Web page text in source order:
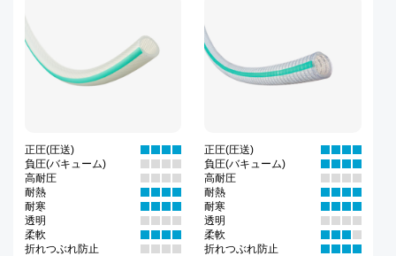
正圧(圧送)
負圧(バキューム)
高耐圧
耐熱
耐寒
透明
柔軟
折れつぶれ防止
正圧(圧送)
負圧(バキューム)
高耐圧
耐熱
耐寒
透明
柔軟
折れつぶれ防止